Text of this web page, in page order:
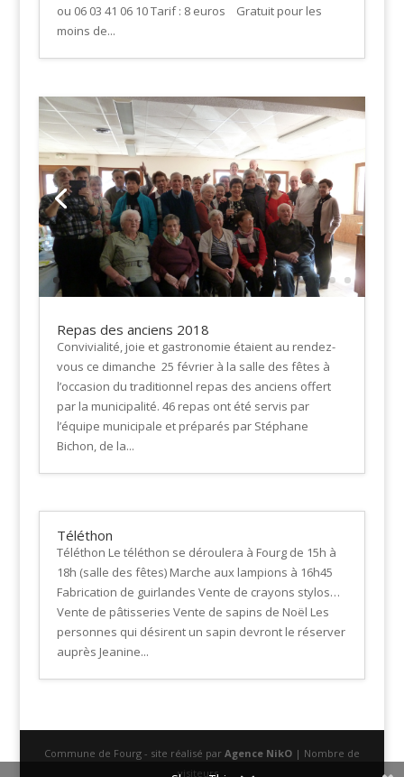
ou 06 03 41 06 10 Tarif : 8 euros Gratuit pour les
moins de...
Repas des anciens 2018
Convivialité, joie et gastronomie étaient au rendez-
vous ce dimanche 25 février à la salle des fêtes à
l’occasion du traditionnel repas des anciens offert
par la municipalité. 46 repas ont été servis par
l’équipe municipale et préparés par Stéphane
Bichon, de la...
Téléthon
Téléthon Le téléthon se déroulera à Fourg de 15h à
18h (salle des fêtes) Marche aux lampions à 16h45
Fabrication de guirlandes Vente de crayons stylos…
Vente de pâtisseries Vente de sapins de Noël Les
personnes qui désirent un sapin devront le réserver
auprès Jeanine...
Commune de Fourg - site réalisé par Agence NikO| Nombre de
visiteurs